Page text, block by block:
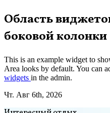
Перейти
к
содержимому
Область
боковой колонки
This is an example widget to
Area looks by default. You can
widgets in the admin.
Чт. Авг 6th, 2026